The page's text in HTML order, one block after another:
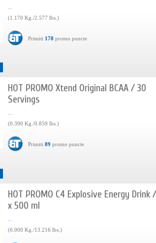
(1.170 Kg./2.577 lbs.)
Primiti 178 promo puncte
HOT PROMO Xtend Original BCAA / 30
Servings
(0.390 Kg./0.859 lbs.)
Primiti 89 promo puncte
HOT PROMO C4 Explosive Energy Drink
x 500 ml
(6.000 Kg./13.216 lbs.)